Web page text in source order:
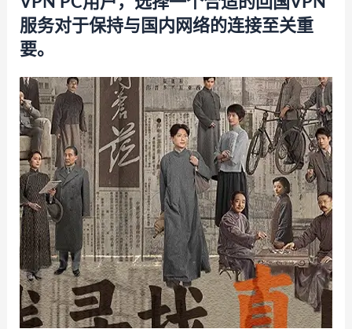
服务对于保持与国内网络的连接至关重
要。